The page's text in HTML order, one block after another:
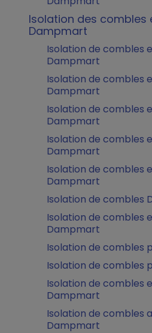
Isolation des combles
Dampmart
Isolation de combles
Dampmart
Isolation de combles
Dampmart
Isolation de combles
Dampmart
Isolation de combles
Dampmart
Isolation de combles
Dampmart
Isolation de combles
Isolation de combles
Dampmart
Isolation de combles
Isolation de combles
Isolation de combles
Dampmart
Isolation de combles
Dampmart